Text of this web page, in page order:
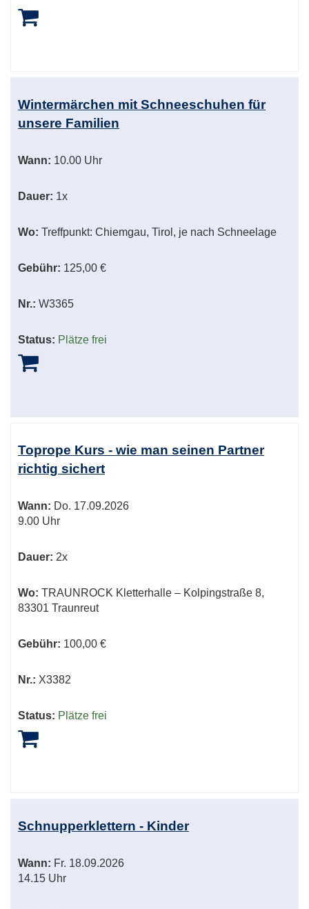
Wintermärchen mit Schneeschuhen für
unsere Familien
Wann: 10.00 Uhr
Dauer: 1x
Wo: Treffpunkt: Chiemgau, Tirol, je nach Schneelage
Gebühr: 125,00 €
Nr.: W3365
Status: Plätze frei
Toprope Kurs - wie man seinen Partner
richtig sichert
Wann: Do. 17.09.2026
9.00 Uhr
Dauer: 2x
Wo: TRAUNROCK Kletterhalle – Kolpingstraße 8,
83301 Traunreut
Gebühr: 100,00 €
Nr.: X3382
Status: Plätze frei
Schnupperklettern - Kinder
Wann: Fr. 18.09.2026
14.15 Uhr